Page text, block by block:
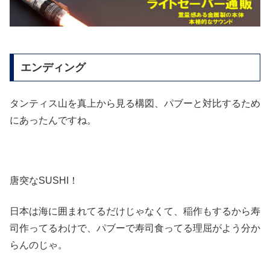
エンディング
タンティス山を真上から見る構図、パブーと対比するため
にあったんですね。
唐突なSUSHI！
日本は海に囲まれてるだけじゃなくて、稲作もするから寿
司作ってるわけで、パブーで寿司食ってる理屈がよう分か
らんのじゃ。